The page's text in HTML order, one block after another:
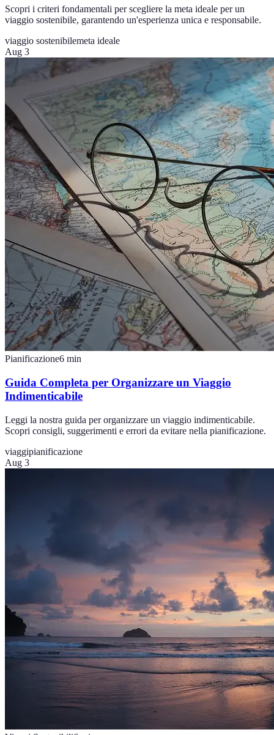
Scopri i criteri fondamentali per scegliere la meta ideale per un
viaggio sostenibile, garantendo un'esperienza unica e responsabile.
viaggio sostenibilemeta ideale
Aug 3
Pianificazione6 min
Guida Completa per Organizzare un Viaggio
Indimenticabile
Leggi la nostra guida per organizzare un viaggio indimenticabile.
Scopri consigli, suggerimenti e errori da evitare nella pianificazione.
viaggipianificazione
Aug 3